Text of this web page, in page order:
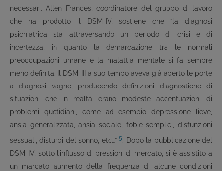
necessari. Allen Frances, coordinatore del gruppo di lavoro
che ha prodotto il DSM-IV, sostiene che “la diagnosi
psichiatrica sta attraversando un periodo di crisi e di
incertezza, in quanto la demarcazione tra le normali
preoccupazioni umane e la malattia mentale si fa sempre
meno definita. Il DSM-III a suo tempo aveva già aperto le porte
a diagnosi vaghe, producendo definizioni diagnostiche di
situazioni che in realtà erano modeste accentuazioni di
problemi quotidiani, come ad esempio depressione lieve,
ansia generalizzata, ansia sociale, fobie semplici, disfunzioni
sessuali, disturbi del sonno, etc…”5. Dopo la pubblicazione del
DSM-IV, sotto l’influsso di pressioni di mercato, si è assistito a
un marcato aumento della frequenza di alcune condizioni